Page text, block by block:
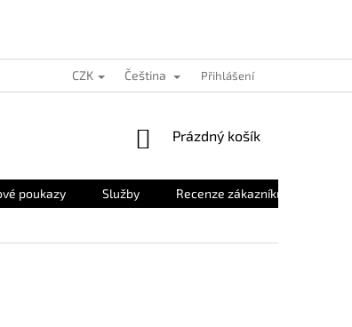
CZK Čeština Přihlášení
NÁKUPNÍ
Prázdný košík
poukazy Služby Recenze zákazníků